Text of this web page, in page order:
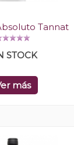
Tannat
STOCK
más